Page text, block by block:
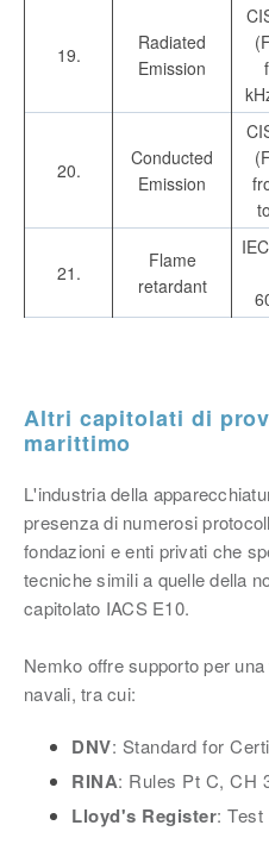
19.
Radiated
Emission
20.
Conducted
Emission
21.
Flame
retardant
Altri capitolati di
marittimo
L'industria della
presenza di numerosi
fondazioni e enti privati che
tecniche simili a quelle della
capitolato IACS E10.
Nemko offre supporto per
navali, tra cui:
DNV: Standard for
RINA: Rules Pt C, CH
Lloyd's Register: Test